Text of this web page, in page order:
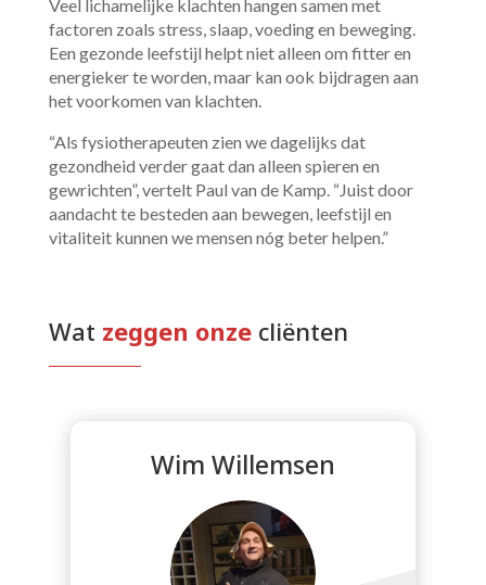
Veel lichamelijke klachten hangen samen met
factoren zoals stress, slaap, voeding en beweging.
Een gezonde leefstijl helpt niet alleen om fitter en
energieker te worden, maar kan ook bijdragen aan
het voorkomen van klachten.
“Als fysiotherapeuten zien we dagelijks dat
gezondheid verder gaat dan alleen spieren en
gewrichten”, vertelt Paul van de Kamp. “Juist door
aandacht te besteden aan bewegen, leefstijl en
vitaliteit kunnen we mensen nóg beter helpen.”
Wat zeggen onze cliënten
Wim Willemsen